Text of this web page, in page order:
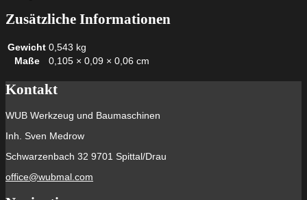
Zusätzliche Informationen
Gewicht 0,543 kg
Maße
0,105 × 0,09 × 0,06 cm
Kontakt
WUB Werkzeug und Baumaschinen
Inh. Sven Medrow
Schwarzenbach 32 9701 Spittal/Drau
office@wubmal.com